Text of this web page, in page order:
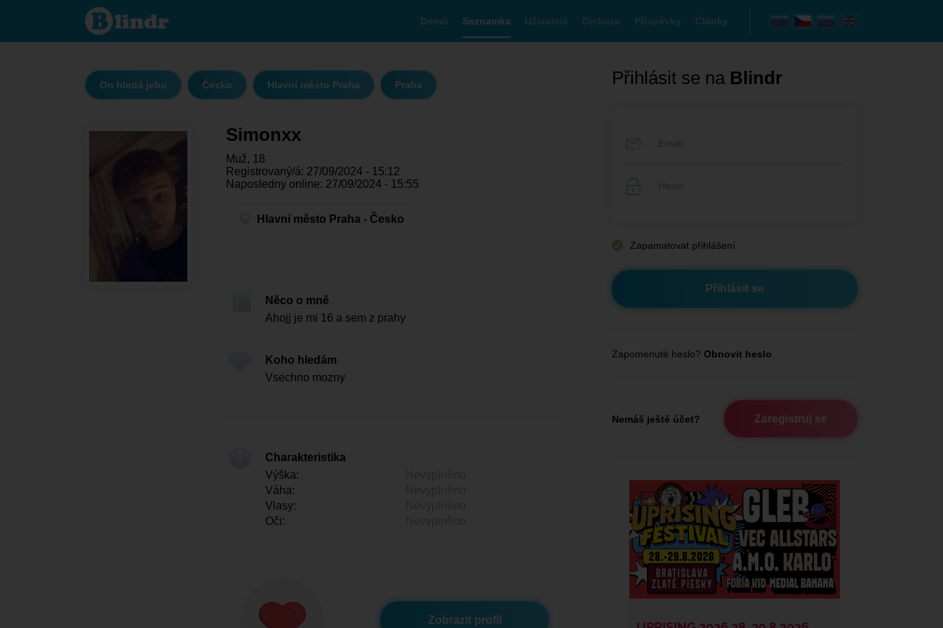
Simonxx
- On
hledá
Praha -
Praha
Domů Seznamka Uživatelé Diskuze Příspěvky Články
On hledá jeho Česko Hlavní město Praha Praha
Simonxx
Muž, 18
Registrovaný/á: 27/09/2024 - 15:12
Naposledny online: 27/09/2024 - 15:55
Hlavní město Praha - Česko
Něco o mně
Ahojj je mi 16 a sem z prahy
Koho hledám
Vsechno mozny
Charakteristika
Výška:
Váha:
Vlasy:
Oči:
Zobrazit profil
Přihlásit se na Blindr
Zapamatovat přihlášení
Zapomenuté heslo? Obnovit heslo
Nemáš ještě účet? Zaregistruj se